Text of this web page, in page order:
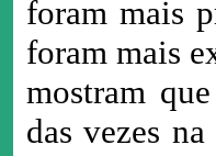
foram mais
foram mais
mostram
das vezes